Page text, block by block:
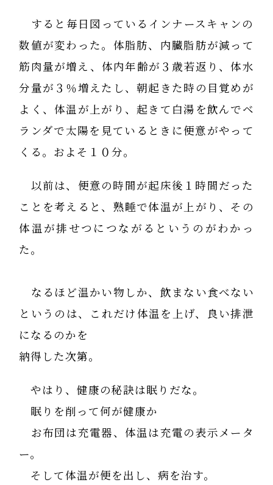
すると毎日図っているインナースキャンの
数値が変わった。体脂肪、内臓脂肪が減って
筋肉量が増え、体内年齢が３歳若返り、体水
分量が３％増えたし、朝起きた時の目覚めが
よく、体温が上がり、起きて白湯を飲んでベ
ランダで太陽を見ているときに便意がやって
くる。およそ１０分。
以前は、便意の時間が起床後１時間だった
ことを考えると、熟睡で体温が上がり、その
体温が排せつにつながるというのがわかっ
た。
なるほど温かい物しか、飲まない食べない
というのは、これだけ体温を上げ、良い排泄
になるのかを
納得した次第。
やはり、健康の秘訣は眠りだな。
眠りを削って何が健康か
お布団は充電器、体温は充電の表示メータ
ー。
そして体温が便を出し、病を治す。